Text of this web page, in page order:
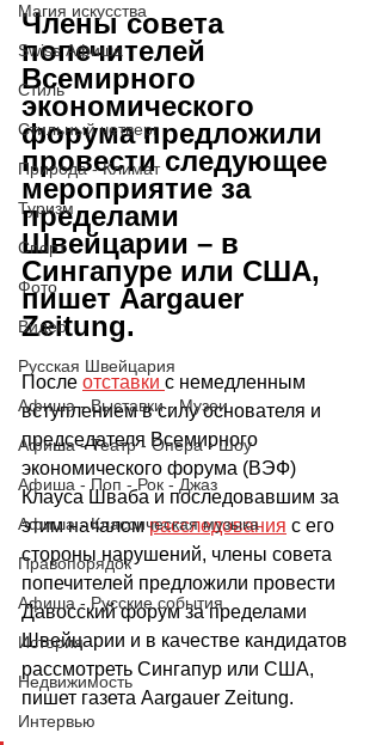
Магия искусства
Swiss Афиша
Стиль
Стильный четверг
Природа - Климат
Туризм
Спорт
Фото
Видео
Русская Швейцария
Афиша - Выставки - Музеи
Афиша - Театр - Опера - Шоу
Афиша - Поп - Рок - Джаз
Афиша - Классическая музыка
Правопорядок
Афиша - Русские события
История
Недвижимость
Интервью
Члены совета
попечителей
Всемирного
экономического
форума предложили
провести следующее
мероприятие за
пределами
Швейцарии – в
Сингапуре или США,
пишет Aargauer
Zeitung.
После отставки с немедленным
вступлением в силу основателя и
председателя Всемирного
экономического форума (ВЭФ)
Клауса Шваба и последовавшим за
этим началом расследования с его
стороны нарушений, члены совета
попечителей предложили провести
Давосский форум за пределами
Швейцарии и в качестве кандидатов
рассмотреть Сингапур или США,
пишет газета Aargauer Zeitung.